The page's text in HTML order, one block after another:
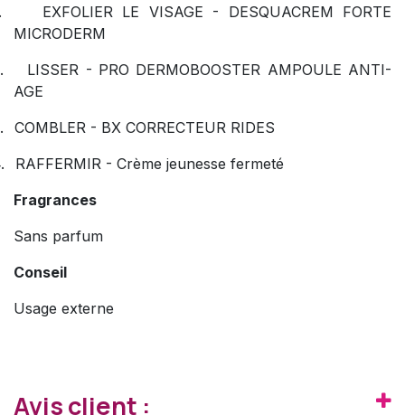
EXFOLIER LE VISAGE - DESQUACREM FORTE
MICRODERM
LISSER - PRO DERMOBOOSTER AMPOULE ANTI-
AGE
COMBLER - BX CORRECTEUR RIDES
RAFFERMIR - Crème jeunesse fermeté
Fragrances
Sans parfum
Conseil
Usage externe
Avis client :